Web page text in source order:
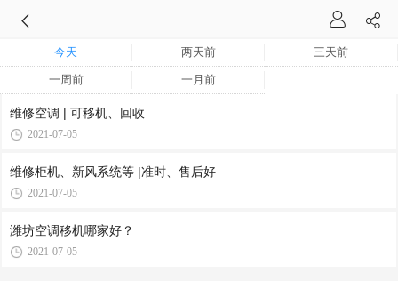
今天 两天前 三天前
一周前 一月前
维修空调 | 可移机、回收
2021-07-05
维修柜机、新风系统等 |准时、售后好
2021-07-05
潍坊空调移机哪家好？
2021-07-05